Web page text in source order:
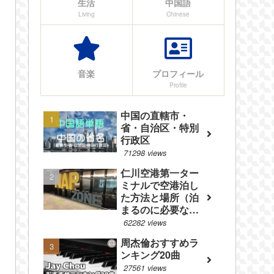
Living Chinese
音楽 プロフィール
Profile
中国の直轄市・
省・自治区・特別
行政区
71298 views
仁川空港第一ター
ミナルで空港泊し
た方法と場所（泊
まるのに必要なも
のやフロアマップ
62282 views
周杰倫おすすめラ
ンキング20曲
27561 views